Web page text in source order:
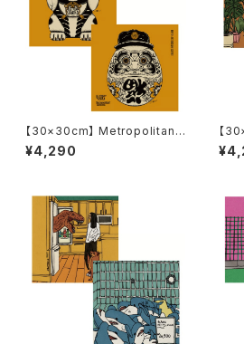
【30×30cm】 Metropolitan
Crossbottle メトロポリタンク
ロスボトル MCB344 / 上上ノ
¥4,290
【
ロス